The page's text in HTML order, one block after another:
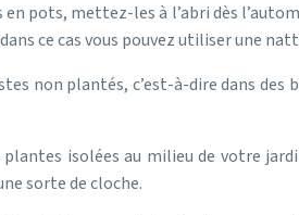
pots, mettez-les à l’abri dès
ce cas vous pouvez utiliser une
non plantés, c’est-à-dire dans
isolées au milieu de votre
sorte de cloche.